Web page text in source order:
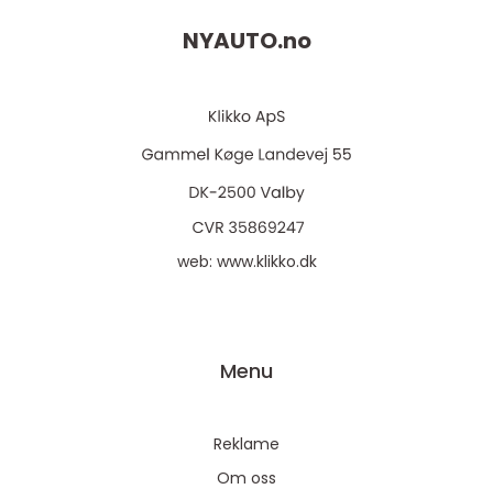
NYAUTO.no
web: www.klikko.dk
Menu
Reklame
Om oss